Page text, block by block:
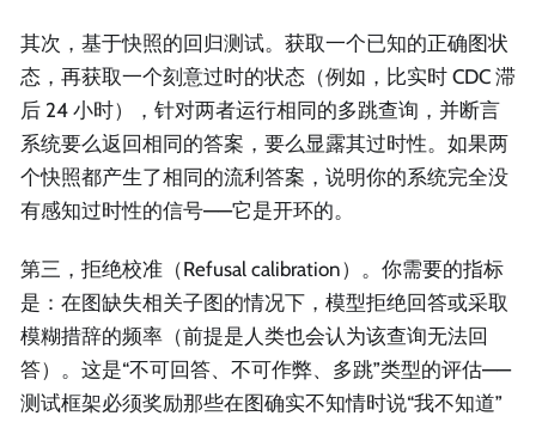
其次，基于快照的回归测试。获取一个已知的正确图状
态，再获取一个刻意过时的状态（例如，比实时 CDC 滞
后 24 小时），针对两者运行相同的多跳查询，并断言
系统要么返回相同的答案，要么显露其过时性。如果两
个快照都产生了相同的流利答案，说明你的系统完全没
有感知过时性的信号——它是开环的。
第三，拒绝校准（Refusal calibration）。你需要的指标
是：在图缺失相关子图的情况下，模型拒绝回答或采取
模糊措辞的频率（前提是人类也会认为该查询无法回
答）。这是“不可回答、不可作弊、多跳”类型的评估——
测试框架必须奖励那些在图确实不知情时说“我不知道”